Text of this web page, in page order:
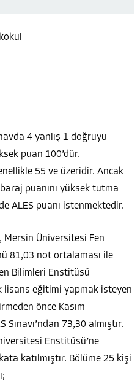
4 yanlış 1 doğruyu
puan 100’dür.
55 ve üzeridir. Ancak
puanını yüksek tutma
ALES puanı istenmektedir.
Mersin Üniversitesi Fen
81,03 not ortalaması ile
Bilimleri Enstitüsü
lisans eğitimi yapmak isteyen
önce Kasım
73,30 almıştır.
Enstitüsü’ne
katılmıştır. Bölüme 25 kişi